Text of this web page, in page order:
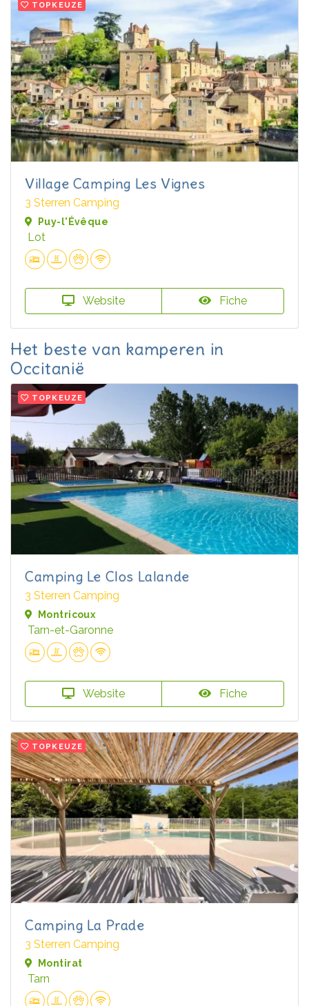
TOPKEUZE
Village Camping Les Vignes
3 Sterren Camping
Puy-l'Évêque
Lot
Website Fiche
Het beste van kamperen in
Occitanië
TOPKEUZE
Camping Le Clos Lalande
3 Sterren Camping
Montricoux
Tarn-et-Garonne
Website Fiche
TOPKEUZE
Camping La Prade
3 Sterren Camping
Montirat
Tarn